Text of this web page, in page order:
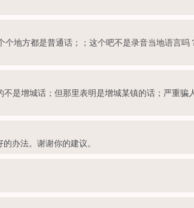
地方都是普通话；；这个吧不是录音当地语言
是增城话；但那里表明是增城某镇的话；严重骗
办法。谢谢你的建议。